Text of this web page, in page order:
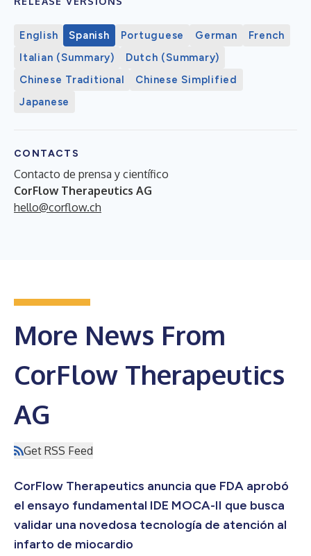
English Spanish Portuguese German
French
Italian (Summary)
Dutch (Summary)
Chinese Traditional
Chinese Simplified
Japanese
CONTACTS
Contacto de prensa y científico
CorFlow Therapeutics AG
hello@corflow.ch
More News From
CorFlow Therapeutics
AG
Get RSS Feed
CorFlow Therapeutics anuncia que FDA aprobó
el ensayo fundamental IDE MOCA-II que busca
validar una novedosa tecnología de atención al
infarto de miocardio